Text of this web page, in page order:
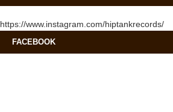
https://www.instagram.com/hiptankrecords/
FACEBOOK